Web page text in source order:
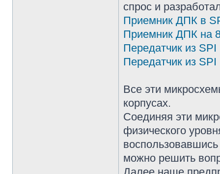
спрос и
Приемник ДПК в
Приемник ДПК на
Передатчик из
Передатчик из
Все эти
корпусах.
Соединяя эти
физического
можно решить